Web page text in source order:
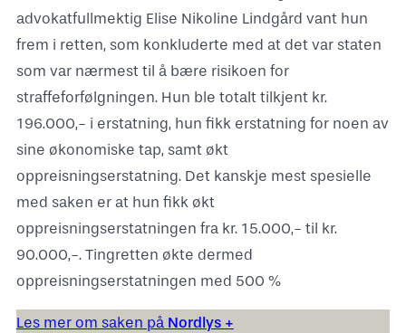
advokatfullmektig Elise Nikoline Lindgård vant hun
frem i retten, som konkluderte med at det var staten
som var nærmest til å bære risikoen for
straffeforfølgningen. Hun ble totalt tilkjent kr.
196.000,- i erstatning, hun fikk erstatning for noen av
sine økonomiske tap, samt økt
oppreisningserstatning. Det kanskje mest spesielle
med saken er at hun fikk økt
oppreisningserstatningen fra kr. 15.000,- til kr.
90.000,-. Tingretten økte dermed
oppreisningserstatningen med 500 %
Les mer om saken på Nordlys +